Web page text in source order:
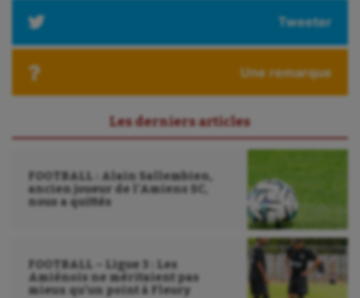
Tweeter
Une remarque
Les derniers articles
FOOTBALL : Alain Sallembien,
ancien joueur de l’Amiens SC,
nous a quittés
FOOTBALL – Ligue 3 : Les
Amiénois ne méritaient pas
mieux qu’un point à Fleury